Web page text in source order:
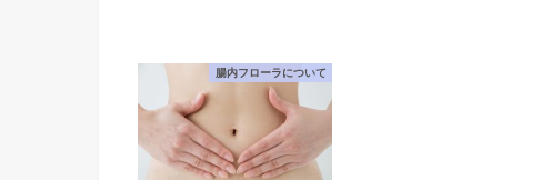
腸内フローラについて